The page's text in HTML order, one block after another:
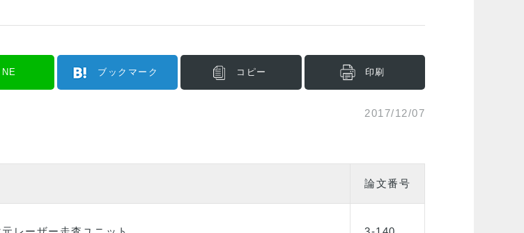
ブックマーク コピー 印刷
2017/12/07
論文番号